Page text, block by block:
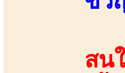
สน